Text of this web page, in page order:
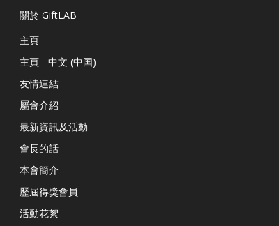
關於 GiftLAB
主頁
主頁 - 中文 (中国)
友情連結
屬會介紹
最新資訊及活動
會長的話
本會簡介
歷屆得獎會員
活動花絮